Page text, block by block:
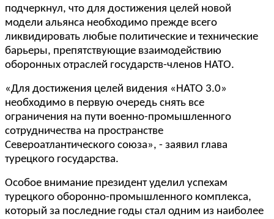
подчеркнул, что для достижения целей новой
модели альянса необходимо прежде всего
ликвидировать любые политические и технические
барьеры, препятствующие взаимодействию
оборонных отраслей государств-членов НАТО.
«Для достижения целей видения «НАТО 3.0»
необходимо в первую очередь снять все
ограничения на пути военно-промышленного
сотрудничества на пространстве
Североатлантического союза», - заявил глава
турецкого государства.
Особое внимание президент уделил успехам
турецкого оборонно-промышленного комплекса,
который за последние годы стал одним из наиболее